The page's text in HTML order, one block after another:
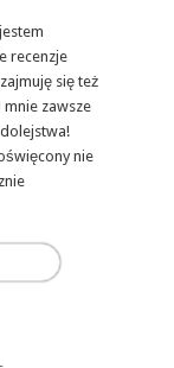
recenzje
się też
zawsze
nie